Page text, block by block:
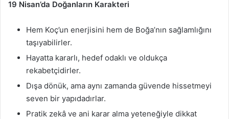
19 Nisan’da Doğanların Karakteri
Hem Koç’un enerjisini hem de Boğa’nın sağlamlığını
taşıyabilirler.
Hayatta kararlı, hedef odaklı ve oldukça
rekabetçidirler.
Dışa dönük, ama aynı zamanda güvende hissetmeyi
seven bir yapıdadırlar.
Pratik zekâ ve ani karar alma yeteneğiyle dikkat